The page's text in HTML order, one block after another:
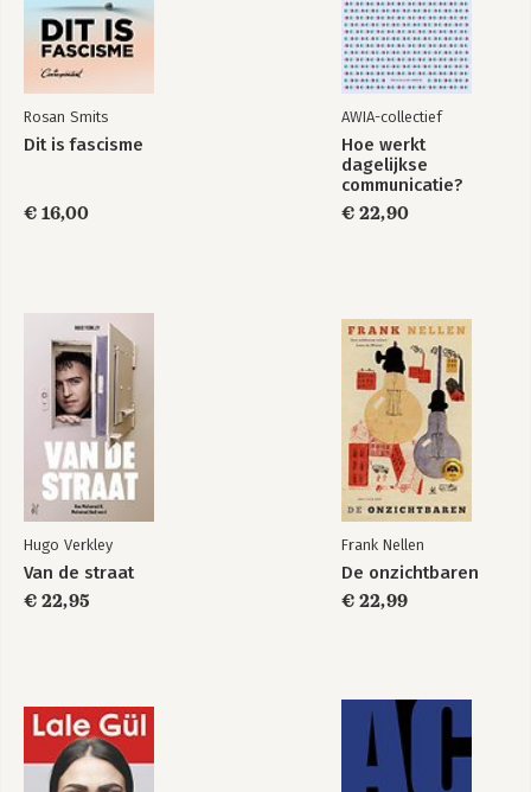
Rosan Smits
Dit is fascisme
€ 16,00
AWIA-collectief
Hoe werkt
dagelijkse
communicatie?
€ 22,90
Hugo Verkley
Van de straat
€ 22,95
Frank Nellen
De onzichtbaren
€ 22,99